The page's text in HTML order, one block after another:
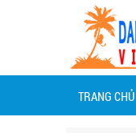
TRANG CHỦ